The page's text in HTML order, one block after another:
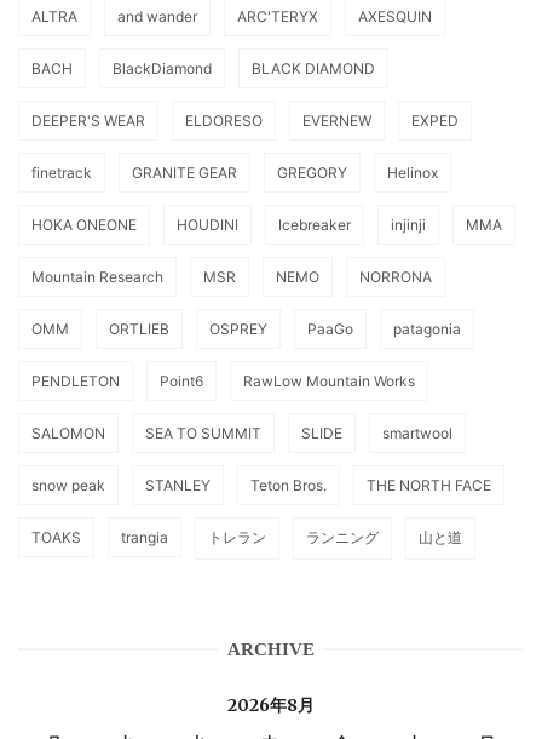
ALTRA and wander ARC'TERYX AXESQUIN
BACH BlackDiamond BLACK DIAMOND
DEEPER'S WEAR ELDORESO EVERNEW EXPED
finetrack GRANITE GEAR GREGORY Helinox
HOKA ONEONE HOUDINI Icebreaker injinji MMA
Mountain Research MSR NEMO NORRONA
OMM ORTLIEB OSPREY PaaGo patagonia
PENDLETON Point6 RawLow Mountain Works
SALOMON SEA TO SUMMIT SLIDE smartwool
snow peak STANLEY Teton Bros. THE NORTH FACE
TOAKS trangia トレラン ランニング 山と道
ARCHIVE
2026年8月